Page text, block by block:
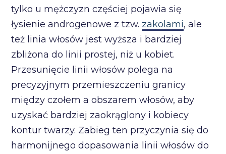
tylko u mężczyzn częściej pojawia się
łysienie androgenowe z tzw. zakolami, ale
też linia włosów jest wyższa i bardziej
zbliżona do linii prostej, niż u kobiet.
Przesunięcie linii włosów polega na
precyzyjnym przemieszczeniu granicy
między czołem a obszarem włosów, aby
uzyskać bardziej zaokrąglony i kobiecy
kontur twarzy. Zabieg ten przyczynia się do
harmonijnego dopasowania linii włosów do